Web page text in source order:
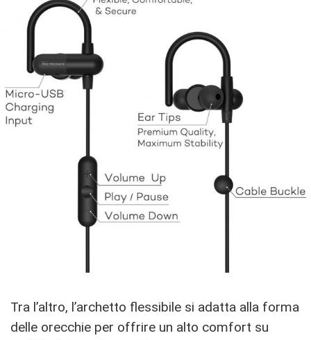
Tra l’altro, l’archetto flessibile si adatta alla forma
delle orecchie per offrire un alto comfort su